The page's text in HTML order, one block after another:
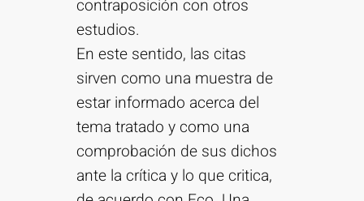
contraposición con otros
estudios.
En este sentido, las citas
sirven como una muestra de
estar informado acerca del
tema tratado y como una
comprobación de sus dichos
ante la crítica y lo que critica,